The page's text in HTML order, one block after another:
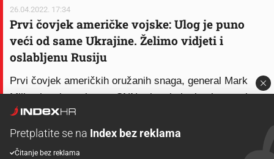
26.04.2022. 17:34
Prvi čovjek američke vojske: Ulog je puno
veći od same Ukrajine. Želimo vidjeti i
oslabljenu Rusiju
Prvi čovjek američkih oružanih snaga, general Mark
Milley je u intervjuu za CNN rekao kako je zbog ruske
invazije na Ukrajinu sigurnost Europe u najtežem
položaju od kraja Drugog svjetskog rata.
"Ulog u ovom ratu je puno veći od Ukrajine", rekao je
Pretplatite se na Index bez reklama
Čitanje bez reklama